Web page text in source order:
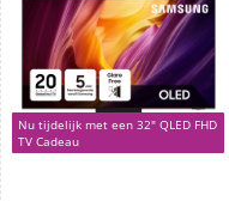
Nu tijdelijk met een 32" QLED FHD
TV Cadeau